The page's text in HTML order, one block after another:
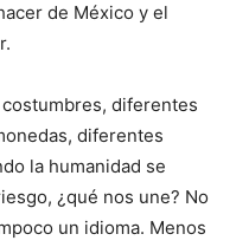
de México y el
diferentes
diferentes
la humanidad se
¿qué nos une? No
un idioma. Menos